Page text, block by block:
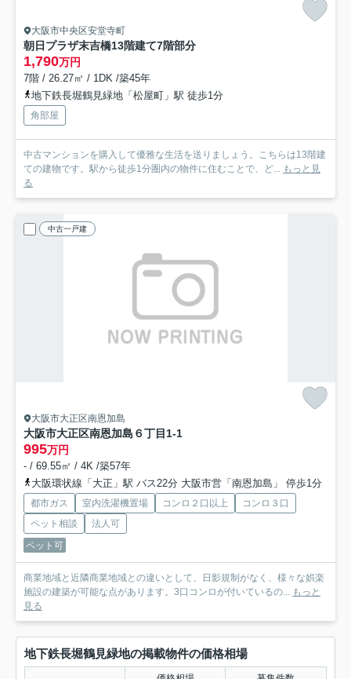
大阪市中央区安堂寺町
朝日プラザ末吉橋13階建て7階部分
1,790万円
7階 / 26.27㎡ / 1DK /築45年
地下鉄長堀鶴見緑地「松屋町」駅 徒歩1分
角部屋
中古マンションを購入して優雅な生活を送りましょう。こちらは13階建
ての建物です。駅から徒歩1分圏内の物件に住むことで、ど... もっと見
る
中古一戸建
大阪市大正区南恩加島
大阪市大正区南恩加島６丁目1-1
995万円
- / 69.55㎡ / 4K /築57年
大阪環状線「大正」駅 バス22分 大阪市営「南恩加島」 停歩1分
都市ガス 室内洗濯機置場 コンロ２口以上
コンロ３口
ペット相談
法人可
ペット可
商業地域と近隣商業地域との違いとして、日影規制がなく、様々な娯楽
施設の建築が可能な点があります。3口コンロが付いているの... もっと
見る
地下鉄長堀鶴見緑地の掲載物件の価格相場